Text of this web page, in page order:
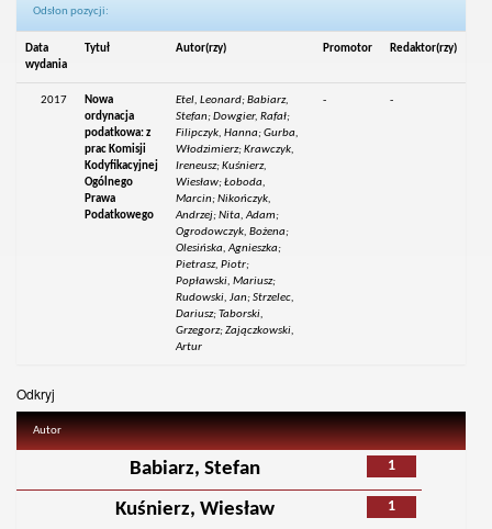
Odsłon pozycji:
Data
wydania
Tytuł Autor(rzy) Promotor Redaktor(rzy)
2017
Nowa
ordynacja
podatkowa: z
prac Komisji
Kodyfikacyjnej
Ogólnego
Prawa
Podatkowego
Etel, Leonard; Babiarz,
Stefan; Dowgier, Rafał;
Filipczyk, Hanna; Gurba,
Włodzimierz; Krawczyk,
Ireneusz; Kuśnierz,
Wiesław; Łoboda,
Marcin; Nikończyk,
Andrzej; Nita, Adam;
Ogrodowczyk, Bożena;
Olesińska, Agnieszka;
Pietrasz, Piotr;
Popławski, Mariusz;
Rudowski, Jan; Strzelec,
Dariusz; Taborski,
Grzegorz; Zajączkowski,
Artur
- -
Odkryj
Autor
1
Babiarz, Stefan
1
Kuśnierz, Wiesław